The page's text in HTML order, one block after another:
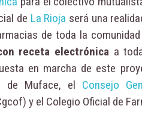
de La Rioja será una
de toda la
receta electrónicaa
en marcha de este
de Muface, el Consejo
y el Colegio Oficial de